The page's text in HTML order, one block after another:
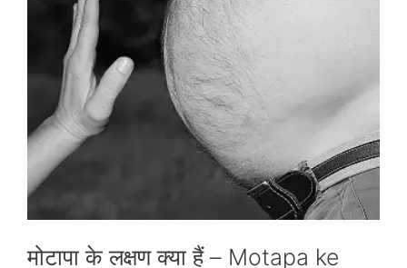
मोटापा के लक्षण क्‍या हैं – Motapa ke